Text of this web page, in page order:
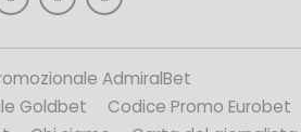
AdmiralBet
Goldbet
Codice Promo Eurobet